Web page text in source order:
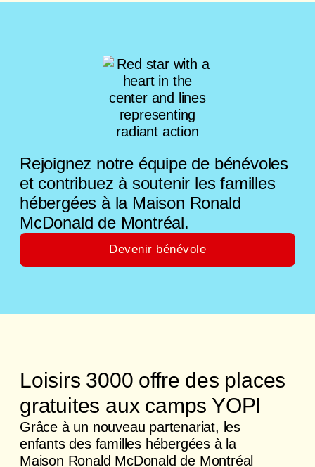
Rejoignez notre équipe de bénévoles
et contribuez à soutenir les familles
hébergées à la Maison Ronald
McDonald de Montréal.
Devenir bénévole
Loisirs 3000 offre des places
gratuites aux camps YOPI
Grâce à un nouveau partenariat, les
enfants des familles hébergées à la
Maison Ronald McDonald de Montréal